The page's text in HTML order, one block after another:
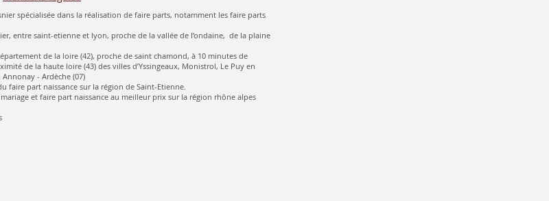
spécialisée dans la réalisation de faire parts, notamment les faire parts
entre saint-etienne et lyon, proche de la vallée de l’ondaine, de la plaine
de la loire (42), proche de saint chamond, à 10 minutes de
de la haute loire (43) des villes d’Yssingeaux, Monistrol, Le Puy en
- Ardèche (07)
faire part naissance sur la région de Saint-Etienne.
et faire part naissance au meilleur prix sur la région rhône alpes